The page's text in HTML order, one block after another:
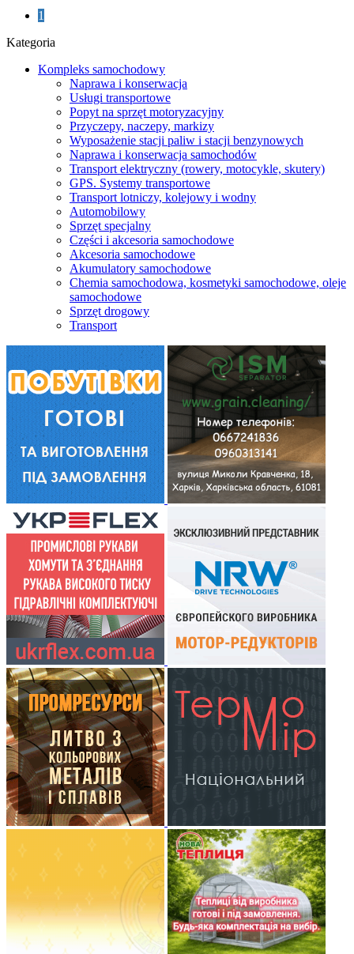
1
Kategoria
Kompleks samochodowy
Naprawa i konserwacja
Usługi transportowe
Popyt na sprzęt motoryzacyjny
Przyczepy, naczepy, markizy
Wyposażenie stacji paliw i stacji benzynowych
Naprawa i konserwacja samochodów
Transport elektryczny (rowery, motocykle, skutery)
GPS. Systemy transportowe
Transport lotniczy, kolejowy i wodny
Automobilowy
Sprzęt specjalny
Części i akcesoria samochodowe
Akcesoria samochodowe
Akumulatory samochodowe
Chemia samochodowa, kosmetyki samochodowe, oleje
samochodowe
Sprzęt drogowy
Transport